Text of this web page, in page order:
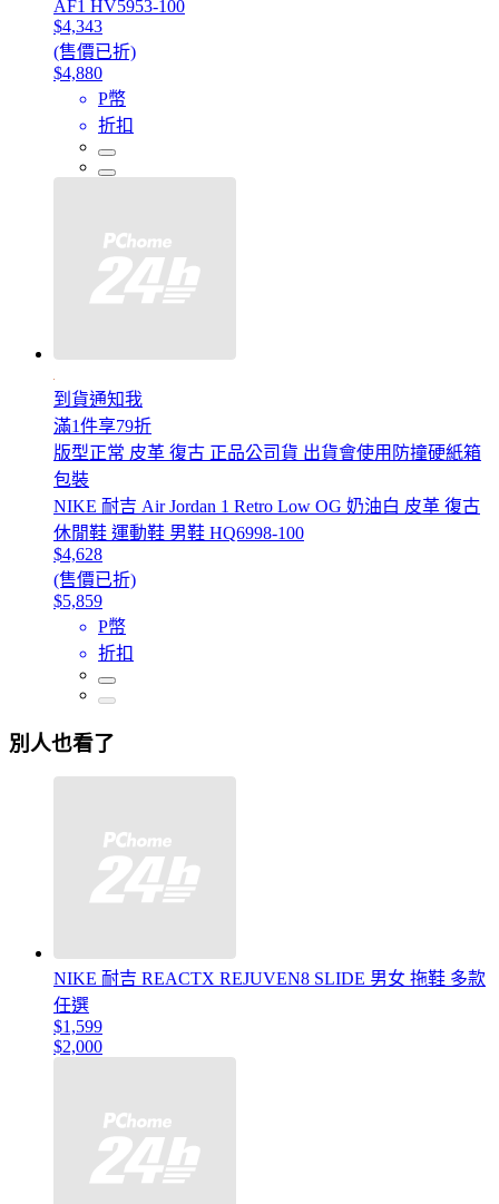
AF1 HV5953-100
$4,343
(售價已折)
$4,880
P幣
折扣
到貨通知我
滿1件享79折
版型正常 皮革 復古 正品公司貨 出貨會使用防撞硬紙箱
包裝
NIKE 耐吉 Air Jordan 1 Retro Low OG 奶油白 皮革 復古
休閒鞋 運動鞋 男鞋 HQ6998-100
$4,628
(售價已折)
$5,859
P幣
折扣
別人也看了
NIKE 耐吉 REACTX REJUVEN8 SLIDE 男女 拖鞋 多款
任選
$1,599
$2,000